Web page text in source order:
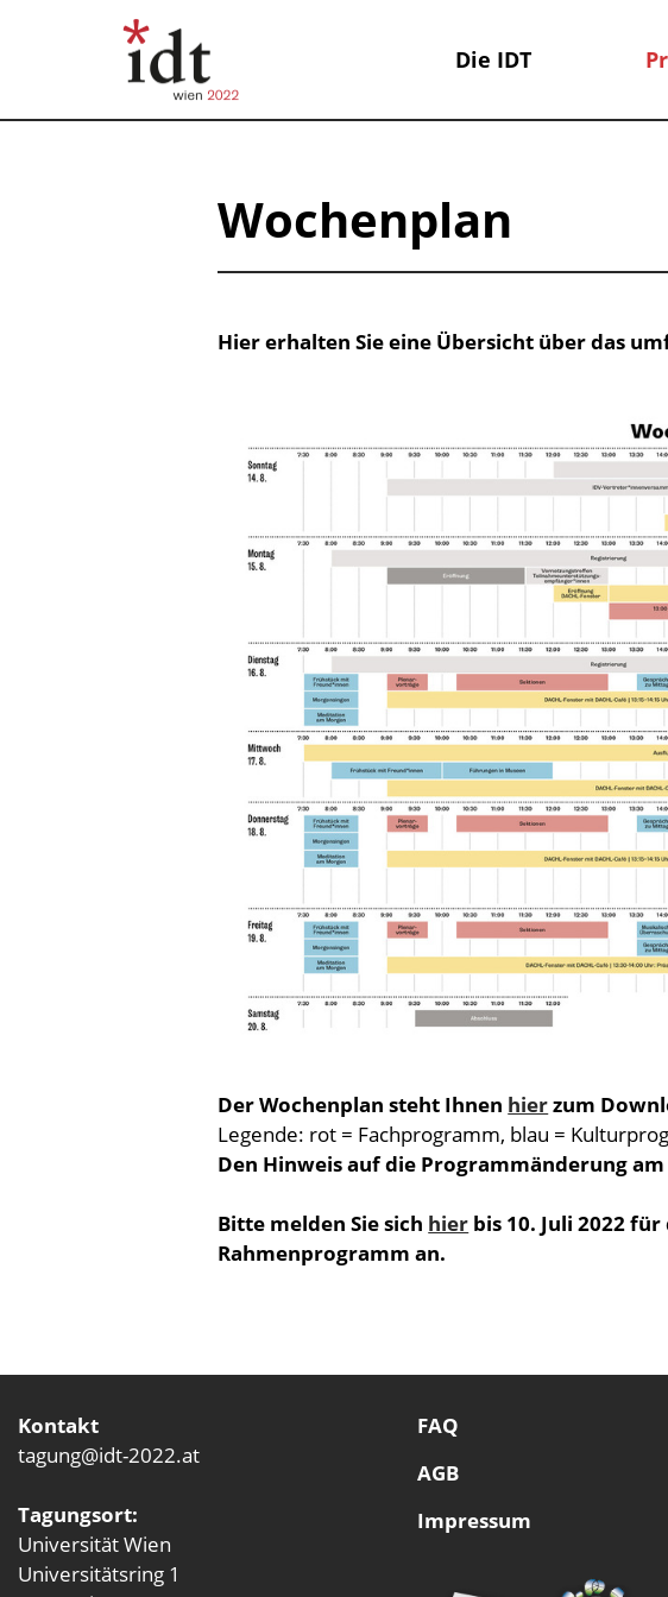
Die IDT
Wochenplan
Hier erhalten Sie eine Übersicht über das
Der Wochenplan steht Ihnen hierzum
Legende: rot = Fachprogramm, blau =
Den Hinweis auf die Programmänderung
Bitte melden Sie sich hier bis 10. Juli 2022
Rahmenprogramm an.
Kontakt
tagung@idt-2022.at
Tagungsort:
Universität Wien
Universitätsring 1
FAQ
AGB
Impressum